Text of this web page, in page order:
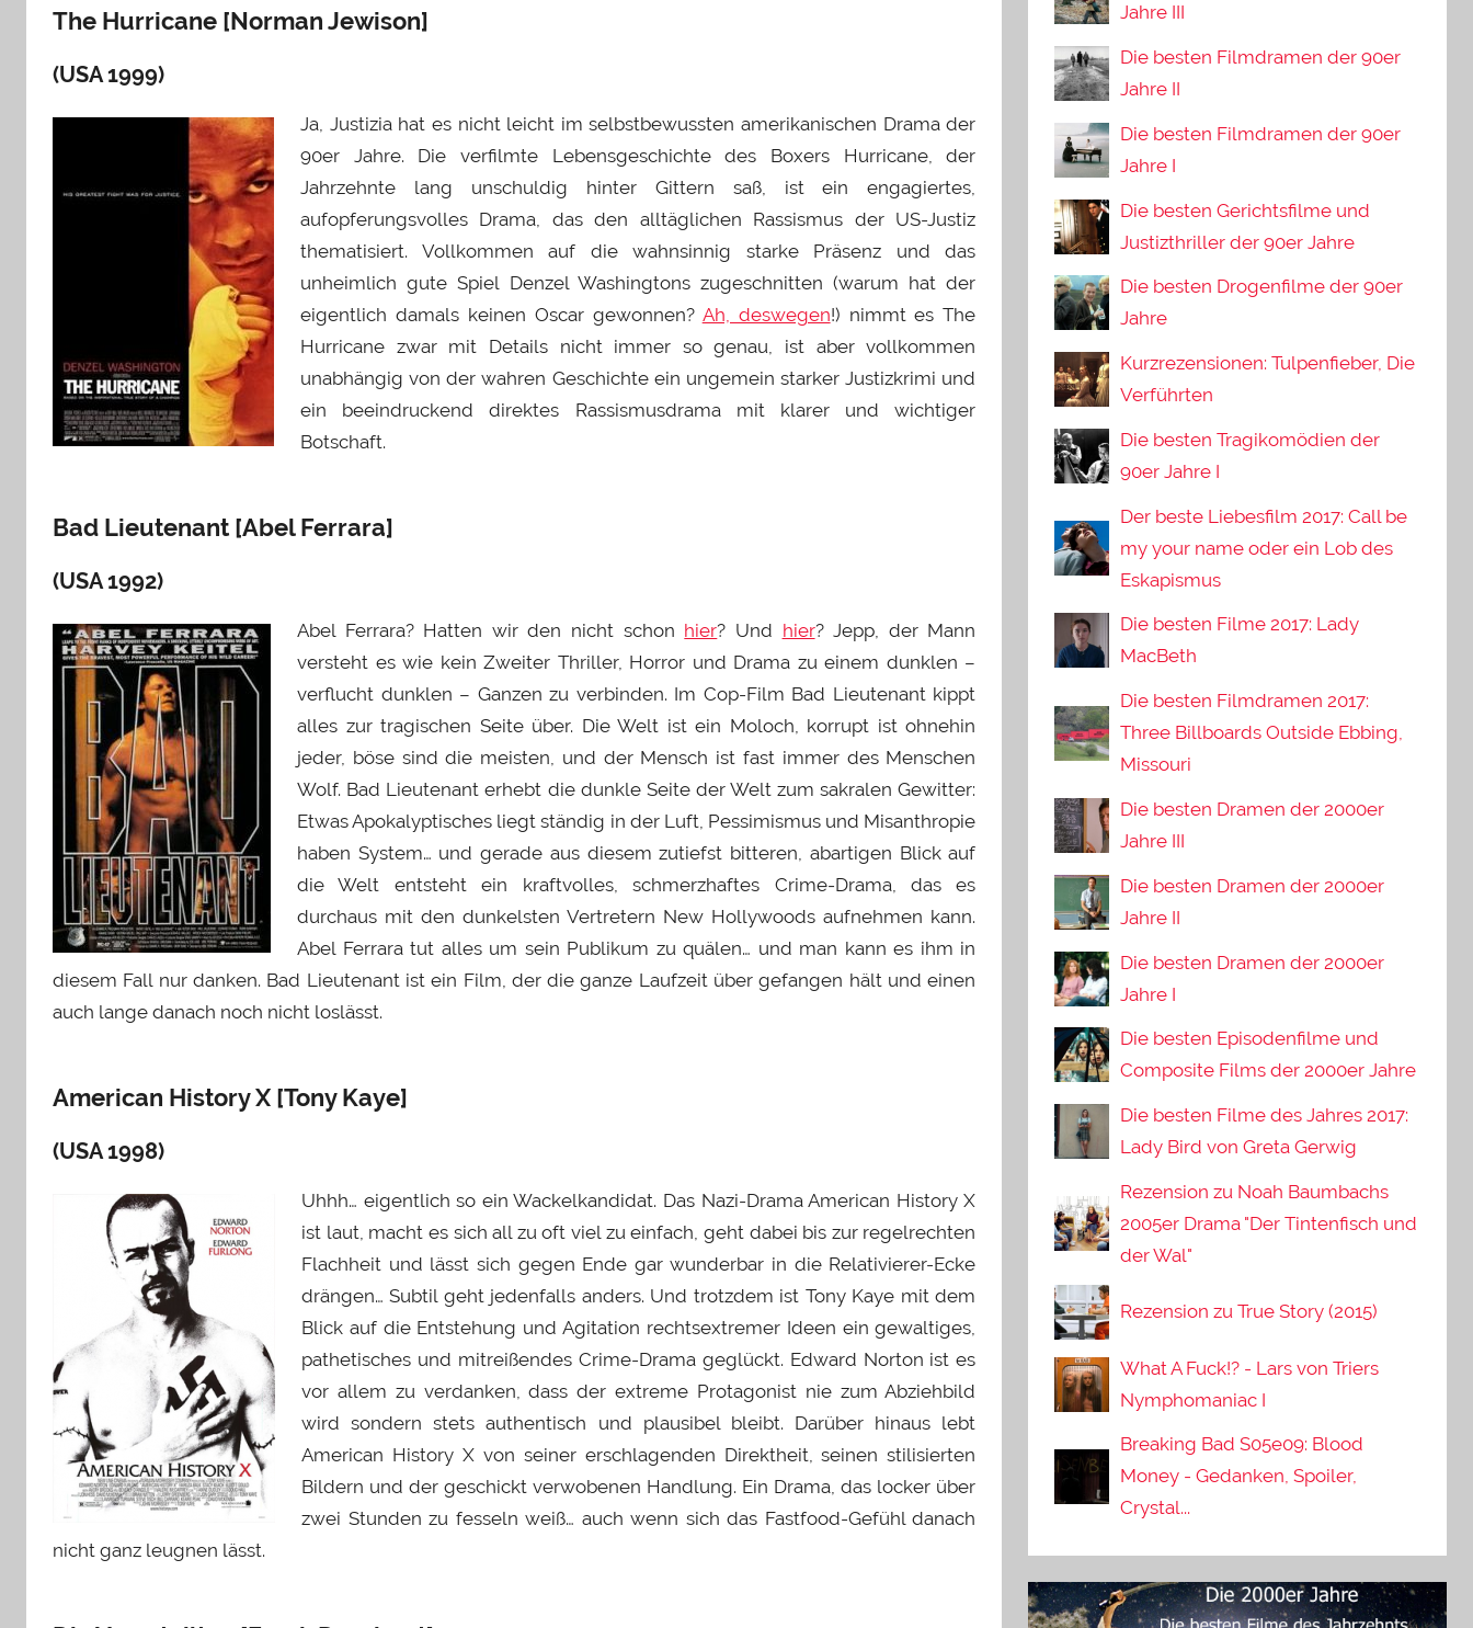
The Hurricane [Norman Jewison]
(USA 1999)
Ja, Justizia hat es nicht leicht im selbstbewussten amerikanischen Drama der
90er Jahre. Die verfilmte Lebensgeschichte des Boxers Hurricane, der
Jahrzehnte lang unschuldig hinter Gittern saß, ist ein engagiertes,
aufopferungsvolles Drama, das den alltäglichen Rassismus der US-Justiz
thematisiert. Vollkommen auf die wahnsinnig starke Präsenz und das
unheimlich gute Spiel Denzel Washingtons zugeschnitten (warum hat der
eigentlich damals keinen Oscar gewonnen? Ah, deswegen!) nimmt es The
Hurricane zwar mit Details nicht immer so genau, ist aber vollkommen
unabhängig von der wahren Geschichte ein ungemein starker Justizkrimi und
ein beeindruckend direktes Rassismusdrama mit klarer und wichtiger
Botschaft.
Bad Lieutenant [Abel Ferrara]
(USA 1992)
Abel Ferrara? Hatten wir den nicht schon hier? Und hier? Jepp, der Mann
versteht es wie kein Zweiter Thriller, Horror und Drama zu einem dunklen –
verflucht dunklen – Ganzen zu verbinden. Im Cop-Film Bad Lieutenant kippt
alles zur tragischen Seite über. Die Welt ist ein Moloch, korrupt ist ohnehin
jeder, böse sind die meisten, und der Mensch ist fast immer des Menschen
Wolf. Bad Lieutenant erhebt die dunkle Seite der Welt zum sakralen Gewitter:
Etwas Apokalyptisches liegt ständig in der Luft, Pessimismus und Misanthropie
haben System… und gerade aus diesem zutiefst bitteren, abartigen Blick auf
die Welt entsteht ein kraftvolles, schmerzhaftes Crime-Drama, das es
durchaus mit den dunkelsten Vertretern New Hollywoods aufnehmen kann.
Abel Ferrara tut alles um sein Publikum zu quälen… und man kann es ihm in
diesem Fall nur danken. Bad Lieutenant ist ein Film, der die ganze Laufzeit über gefangen hält und einen
auch lange danach noch nicht loslässt.
American History X [Tony Kaye]
(USA 1998)
Uhhh… eigentlich so ein Wackelkandidat. Das Nazi-Drama American History X
ist laut, macht es sich all zu oft viel zu einfach, geht dabei bis zur regelrechten
Flachheit und lässt sich gegen Ende gar wunderbar in die Relativierer-Ecke
drängen… Subtil geht jedenfalls anders. Und trotzdem ist Tony Kaye mit dem
Blick auf die Entstehung und Agitation rechtsextremer Ideen ein gewaltiges,
pathetisches und mitreißendes Crime-Drama geglückt. Edward Norton ist es
vor allem zu verdanken, dass der extreme Protagonist nie zum Abziehbild
wird sondern stets authentisch und plausibel bleibt. Darüber hinaus lebt
American History X von seiner erschlagenden Direktheit, seinen stilisierten
Bildern und der geschickt verwobenen Handlung. Ein Drama, das locker über
zwei Stunden zu fesseln weiß… auch wenn sich das Fastfood-Gefühl danach
nicht ganz leugnen lässt.
Jahre III
Die besten Filmdramen der 90er
Jahre II
Die besten Filmdramen der 90er
Jahre I
Die besten Gerichtsfilme und
Justizthriller der 90er Jahre
Die besten Drogenfilme der 90er
Jahre
Kurzrezensionen: Tulpenfieber, Die
Verführten
Die besten Tragikomödien der
90er Jahre I
Der beste Liebesfilm 2017: Call be
my your name oder ein Lob des
Eskapismus
Die besten Filme 2017: Lady
MacBeth
Die besten Filmdramen 2017:
Three Billboards Outside Ebbing,
Missouri
Die besten Dramen der 2000er
Jahre III
Die besten Dramen der 2000er
Jahre II
Die besten Dramen der 2000er
Jahre I
Die besten Episodenfilme und
Composite Films der 2000er Jahre
Die besten Filme des Jahres 2017:
Lady Bird von Greta Gerwig
Rezension zu Noah Baumbachs
2005er Drama "Der Tintenfisch und
der Wal"
Rezension zu True Story (2015)
What A Fuck!? - Lars von Triers
Nymphomaniac I
Breaking Bad S05e09: Blood
Money - Gedanken, Spoiler,
Crystal...